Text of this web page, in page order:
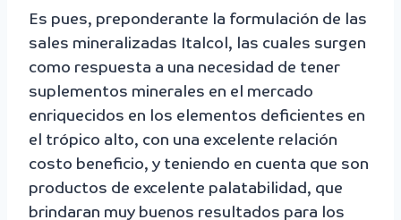
Es pues, preponderante la formulación de las
sales mineralizadas Italcol, las cuales surgen
como respuesta a una necesidad de tener
suplementos minerales en el mercado
enriquecidos en los elementos deficientes en
el trópico alto, con una excelente relación
costo beneficio, y teniendo en cuenta que son
productos de excelente palatabilidad, que
brindaran muy buenos resultados para los